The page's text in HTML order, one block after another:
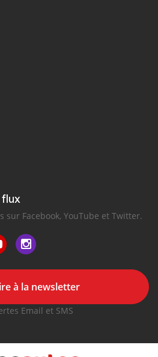
sur Facebook, YouTube et Twitter.
à la newsletter
Email et SMS